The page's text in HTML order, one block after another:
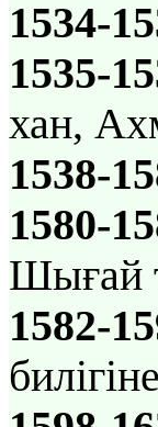
1534-
1535-
хан,
1538-
1580-
Шығай
1582-